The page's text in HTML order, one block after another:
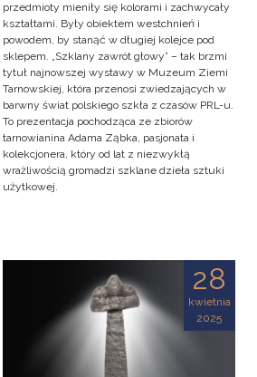
przedmioty mieniły się kolorami i zachwycały
kształtami. Były obiektem westchnień i
powodem, by stanąć w długiej kolejce pod
sklepem. „Szklany zawrót głowy” – tak brzmi
tytuł najnowszej wystawy w Muzeum Ziemi
Tarnowskiej, która przenosi zwiedzających w
barwny świat polskiego szkła z czasów PRL-u.
To prezentacja pochodząca ze zbiorów
tarnowianina Adama Ząbka, pasjonata i
kolekcjonera, który od lat z niezwykłą
wrażliwością gromadzi szklane dzieła sztuki
użytkowej.
28
kwietnia
2025